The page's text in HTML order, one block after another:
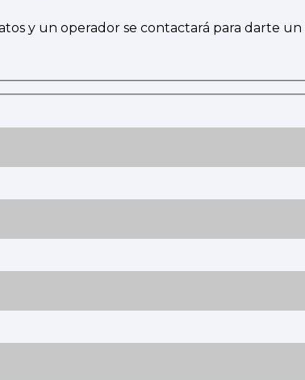
y un operador se contactará para darte un